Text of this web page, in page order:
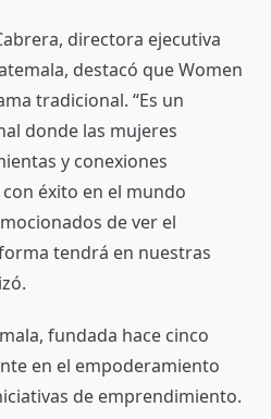
directora ejecutiva
destacó que Women
tradicional. “Es un
donde las mujeres
y conexiones
éxito en el mundo
de ver el
tendrá en nuestras
fundada hace cinco
en el empoderamiento
de emprendimiento.